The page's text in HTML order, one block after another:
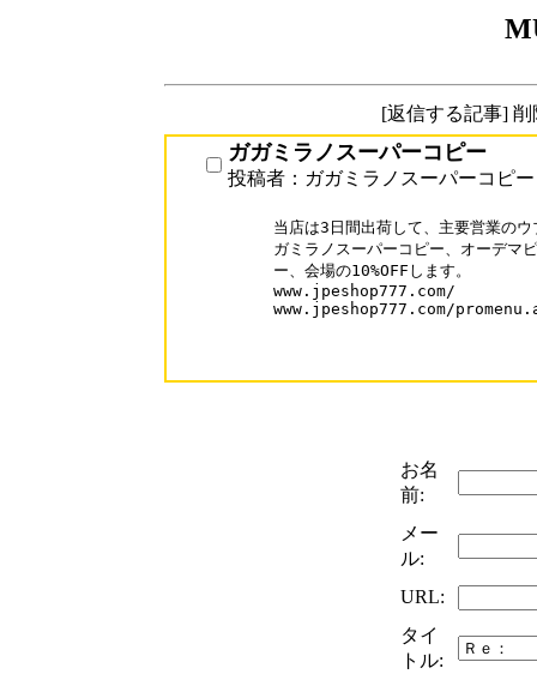
[返信する記事]
ガガミラノスーパーコピー
投稿者：ガガミラノスーパーコピー
当店は3日間出荷して、主要営業の
ガミラノスーパーコピー、オーデマ
ー、会場の10%OFFします。
www.jpeshop777.com/
www.jpeshop777.com/
お名
前:
メー
ル:
URL:
タイ
トル: